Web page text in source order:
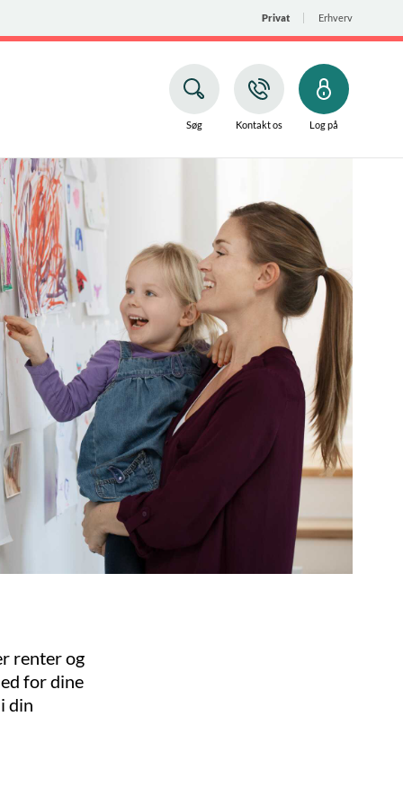
Privat Erhverv
Søg Kontakt os Log på
renter og
for dine
din